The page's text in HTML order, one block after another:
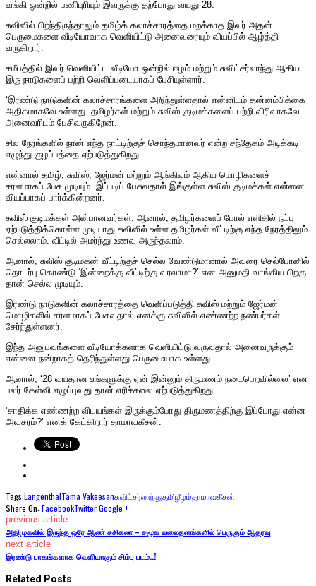
வங்கி ஒன்றில் பணிபுரியும் இவருக்கு தற்போது வயது 28.
சுவிஸில் பிறந்திருந்தாலும் தமிழ்க் கலாச்சாரத்தை மறக்காத இவர் அதன்
பெருமைகளை வீடியோவாக வெளியிட்டு அனைவரையும் வியப்பில் ஆழ்த்தி
வருகிறார்.
சமீபத்தில் இவர் வெளியிட்ட வீடியோ ஒன்றில் ஈழம் மற்றும் சுவிட்சர்லாந்து ஆகிய
இரு நாடுகளைப் பற்றி வெளிப்படையாகப் பேசியுள்ளார்.
‘இரண்டு நாடுகளின் கலாச்சாரங்களை அறிந்துள்ளதால் என்னிடம் தன்னம்பிக்கை
அதிகமாகவே உள்ளது. தமிழர்கள் மற்றும் சுவிஸ் குடிமக்களைப் பற்றி விரிவாகவே
அனைவரிடம் பேசிவருகிறேன்.
சில நேரங்களில் நான் எந்த நாட்டிற்குச் சொந்தமானவர் என்ற சந்தேகம் அடிக்கடி
எழுந்து குழப்பத்தை ஏற்படுத்துகிறது.
என்னால் தமிழ், சுவிஸ், ஜேர்மன் மற்றும் ஆங்கிலம் ஆகிய மொழிகளைச்
சரளமாகப் பேச முடியும். இப்படிப் பேசுவதால் இங்குள்ள சுவிஸ் குடிமக்கள் என்னை
வியப்பாகப் பார்க்கின்றனர்.
சுவிஸ் குடிமக்கள் அன்பானவர்கள். ஆனால், தமிழர்களைப் போல் எளிதில் நட்பு
ஏற்படுத்திக்கொள்ள முடியாது.சுவிஸில் உள்ள தமிழர்கள் வீட்டிற்கு எந்த நேரத்திலும்
செல்லலாம். வீட்டில் அமர்ந்து உணவு அருந்தலாம்.
ஆனால், சுவிஸ் குடிமகன் வீட்டிற்குச் செல்ல வேண்டுமானால் அவரை செல்போனில்
தொடர்பு கொண்டு ‘இன்றைக்கு வீட்டிற்கு வரலாமா?’ என அனுமதி வாங்கிய பிறகு
தான் செல்ல முடியும்.
இரண்டு நாடுகளின் கலாச்சாரத்தை வெளிப்படுத்தி சுவிஸ் மற்றும் ஜேர்மன்
மொழிகளில் சரளமாகப் பேசுவதால் எனக்கு சுவிஸில் எண்ணற்ற நண்பர்கள்
சேர்ந்துள்ளனர்.
இந்த அனுபவங்களை வீடியோக்களாக வெளியிட்டு வருவதால் அனைவருக்கும்
என்னை நன்றாகத் தெரிந்துள்ளது பெருமையாக உள்ளது.
ஆனால், ‘28 வயதான உங்களுக்கு ஏன் இன்னும் திருமணம் நடைபெறவில்லை’ என
பலர் கேள்வி எழுப்புவது தான் எரிச்சலை ஏற்படுத்துகிறது.
’சாதிக்க எண்ணற்ற விடயங்கள் இருக்கும்போது திருமணத்திற்கு இப்போது என்ன
அவசரம்?’ எனக் கேட்கிறார் தாமாவகீசன்.
Tags:LangenthalTama Vakeesanசுவிட்சர்லாந்துதமிழீழம்தாமாவகீசன்
Share On: FacebookTwitterGoogle +
previous article
அதிமுகவில் இருந்த ஒரே ஆண் சசிகலா – சமூக வலைதளங்களில் பெருகும் ஆதரவு
next article
இரண்டு பாகங்களாக வெளியாகும் சிம்பு படம்..!
Related Posts